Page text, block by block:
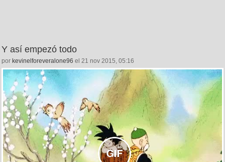
Y así empezó todo
por kevinelforeveralone96 el 21 nov 2015, 05:16